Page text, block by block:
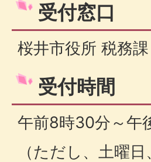
受付窓口
桜井市役所 税務
受付時間
午前8時30分～午
（ただし、土曜